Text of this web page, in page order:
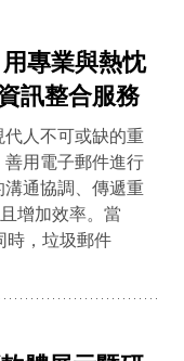
專業與熱忱
訊整合服務
代人不可或缺的重
善用電子郵件進行
溝通協調、傳遞重
增加效率。當
時，垃圾郵件